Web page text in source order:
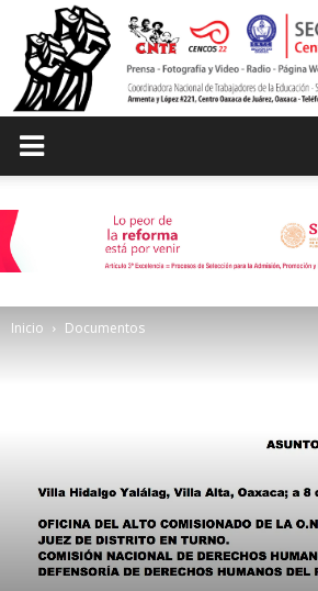
de
de
Inicio Documentos